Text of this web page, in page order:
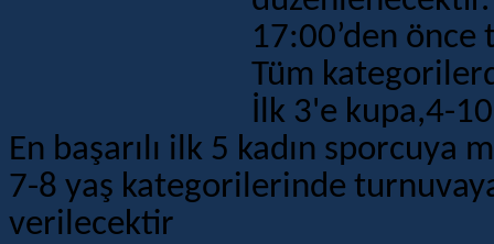
17:00’den önce
Tüm
İlk 3'e kupa,4-
En başarılı ilk 5 kadın sporcuya
7-8 yaş kategorilerinde
verilecektir